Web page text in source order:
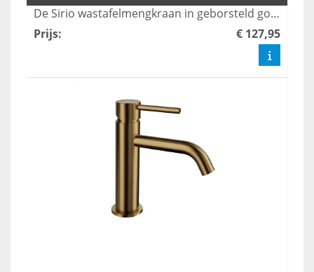
De Sirio wastafelmengkraan in geborsteld goud voegt een luxe uitstraling toe aan elke badkamer. Met zijn moderne design en duurzame afwerking biedt deze kraan niet alleen esthetiek, maar ook functionaliteit. Geniet van een optimale waterstroom en gebruiksgemak met deze stijlvolle toevoeging aan uw sanitair.
Prijs: € 127,95